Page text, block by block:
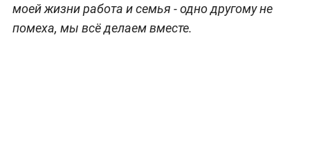
моей жизни работа и семья - одно другому не
помеха, мы всё делаем вместе.